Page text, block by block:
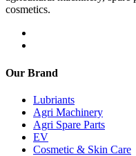
cosmetics.
Our Brand
Lubriants
Agri Machinery
Agri Spare Parts
EV
Cosmetic & Skin Care